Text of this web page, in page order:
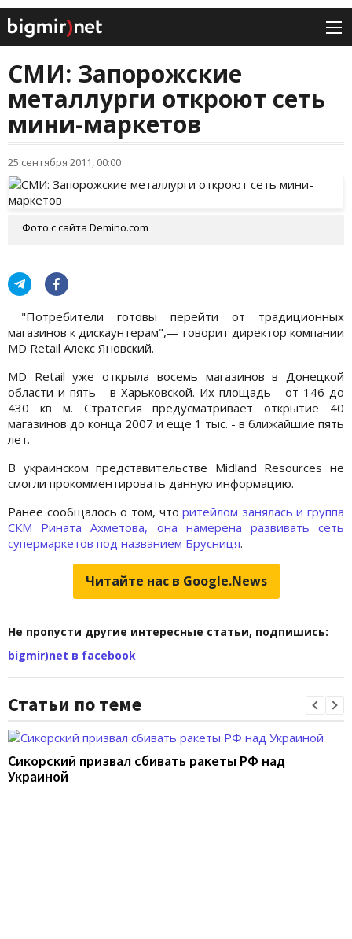
СМИ: Запорожские
металлурги откроют сеть
мини-маркетов
25 сентября 2011, 00:00
Фото с сайта Demino.com
"Потребители готовы перейти от традиционных
магазинов к дискаунтерам",— говорит директор компании
MD Retail Алекс Яновский.
MD Retail уже открыла восемь магазинов в Донецкой
области и пять - в Харьковской. Их площадь - от 146 до
430 кв м. Стратегия предусматривает открытие 40
магазинов до конца 2007 и еще 1 тыс. - в ближайшие пять
лет.
В украинском представительстве Midland Resources не
смогли прокомментировать данную информацию.
Ранее сообщалось о том, чторитейлом занялась и группа
СКМ Рината Ахметова, она намерена развивать сеть
супермаркетов под названием Брусниця.
Читайте нас в Google.News
Не пропусти другие интересные статьи, подпишись:
bigmir)net в facebook
Статьи по теме
Сикорский призвал сбивать ракеты РФ над
Украиной